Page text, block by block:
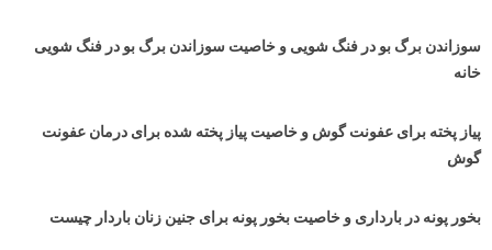
سوزاندن برگ بو در فنگ شویی و خاصیت سوزاندن برگ بو در فنگ شویی
خانه
پیاز پخته برای عفونت گوش و خاصیت پیاز پخته شده برای درمان عفونت
گوش
بخور پونه در بارداری و خاصیت بخور پونه برای جنین زنان باردار چیست